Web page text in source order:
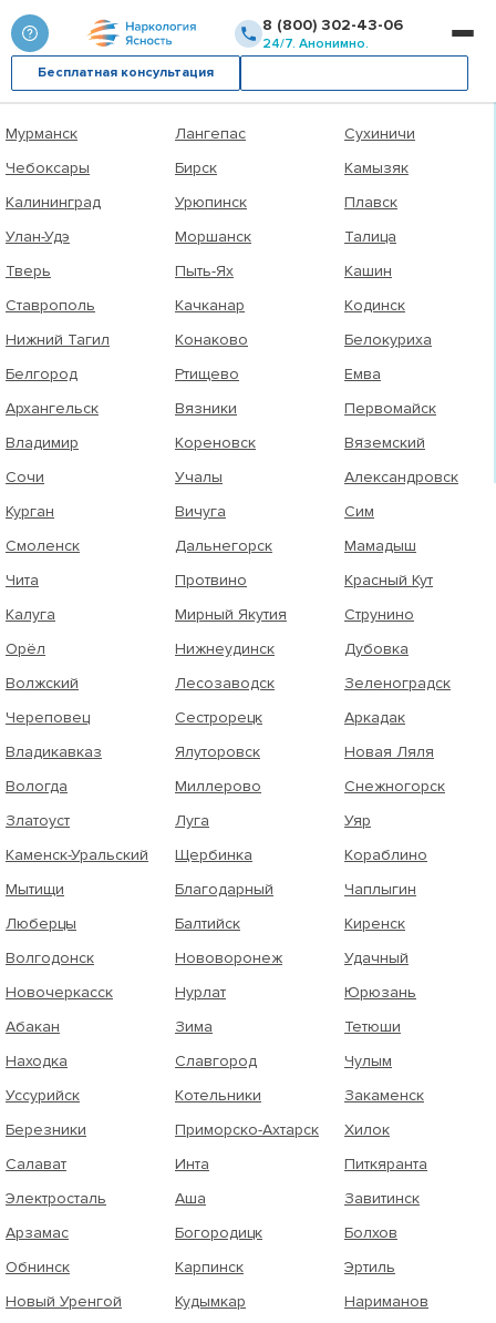
8 (800) 302-43-06
24/7. Анонимно.
Бесплатная консультация
Выберите город
Уфа
Мурманск
Чебоксары
Калининград
Улан-Удэ
Тверь
Ставрополь
Нижний Тагил
Белгород
Архангельск
Владимир
Сочи
Курган
Смоленск
Чита
Калуга
Орёл
Волжский
Череповец
Владикавказ
Вологда
Златоуст
Каменск-Уральский
Мытищи
Люберцы
Волгодонск
Новочеркасск
Абакан
Находка
Уссурийск
Березники
Салават
Электросталь
Арзамас
Обнинск
Новый Уренгой
Пугачёв
Лангепас
Бирск
Урюпинск
Моршанск
Пыть-Ях
Качканар
Конаково
Ртищево
Вязники
Кореновск
Учалы
Вичуга
Дальнегорск
Протвино
Мирный Якутия
Нижнеудинск
Лесозаводск
Сестрорецк
Ялуторовск
Миллерово
Луга
Щербинка
Благодарный
Балтийск
Нововоронеж
Нурлат
Зима
Славгород
Котельники
Приморско-Ахтарск
Инта
Аша
Богородицк
Карпинск
Кудымкар
Невель
Сухиничи
Камызяк
Плавск
Талица
Кашин
Кодинск
Белокуриха
Емва
Первомайск
Вяземский
Александровск
Сим
Мамадыш
Красный Кут
Струнино
Дубовка
Зеленоградск
Аркадак
Новая Ляля
Снежногорск
Уяр
Кораблино
Чаплыгин
Киренск
Удачный
Юрюзань
Тетюши
Чулым
Закаменск
Хилок
Питкяранта
Завитинск
Болхов
Эртиль
Нариманов